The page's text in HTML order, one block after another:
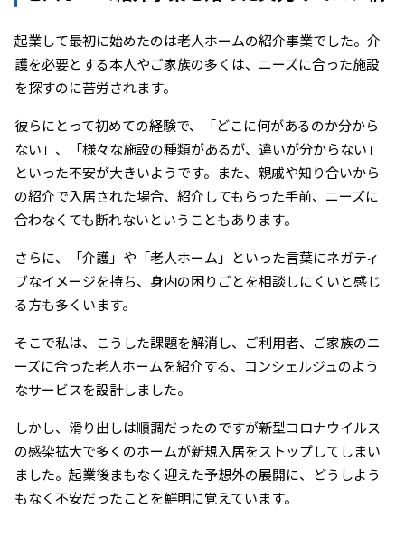
起業して最初に始めたのは老人ホームの紹介事業でした。介
護を必要とする本人やご家族の多くは、ニーズに合った施設
を探すのに苦労されます。
彼らにとって初めての経験で、「どこに何があるのか分から
ない」、「様々な施設の種類があるが、違いが分からない」
といった不安が大きいようです。また、親戚や知り合いから
の紹介で入居された場合、紹介してもらった手前、ニーズに
合わなくても断れないということもあります。
さらに、「介護」や「老人ホーム」といった言葉にネガティ
ブなイメージを持ち、身内の困りごとを相談しにくいと感じ
る方も多くいます。
そこで私は、こうした課題を解消し、ご利用者、ご家族のニ
ーズに合った老人ホームを紹介する、コンシェルジュのよう
なサービスを設計しました。
しかし、滑り出しは順調だったのですが新型コロナウイルス
の感染拡大で多くのホームが新規入居をストップしてしまい
ました。起業後まもなく迎えた予想外の展開に、どうしよう
もなく不安だったことを鮮明に覚えています。